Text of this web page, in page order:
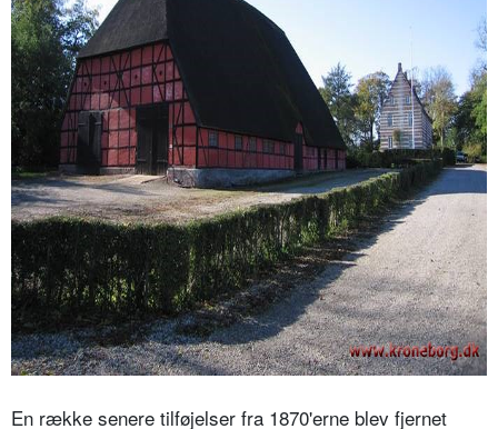
En række senere tilføjelser fra 1870'erne blev fjernet